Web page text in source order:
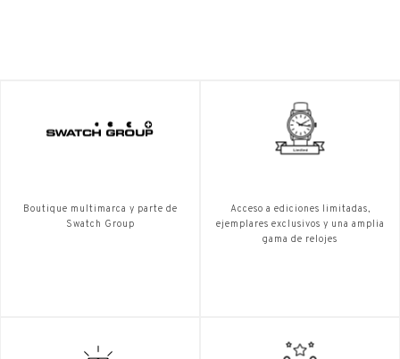
Boutique multimarca y parte de
Swatch Group
Acceso a ediciones limitadas,
ejemplares exclusivos y una amplia
gama de relojes